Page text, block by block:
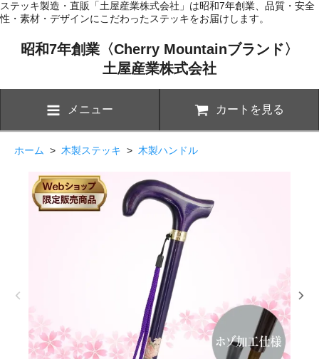
ステッキ製造・直販「土屋産業株式会社」は昭和7年創業、品質・安全
性・素材・デザインにこだわったステッキをお届けします。
昭和7年創業〈Cherry Mountainブランド〉
土屋産業株式会社
メニュー カートを見る
ホーム > 木製ステッキ > 木製ハンドル